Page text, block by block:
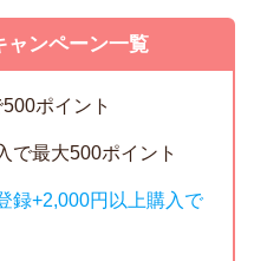
ャンペーン一覧
ポイント
で最大500ポイント
録+2,000円以上購入で